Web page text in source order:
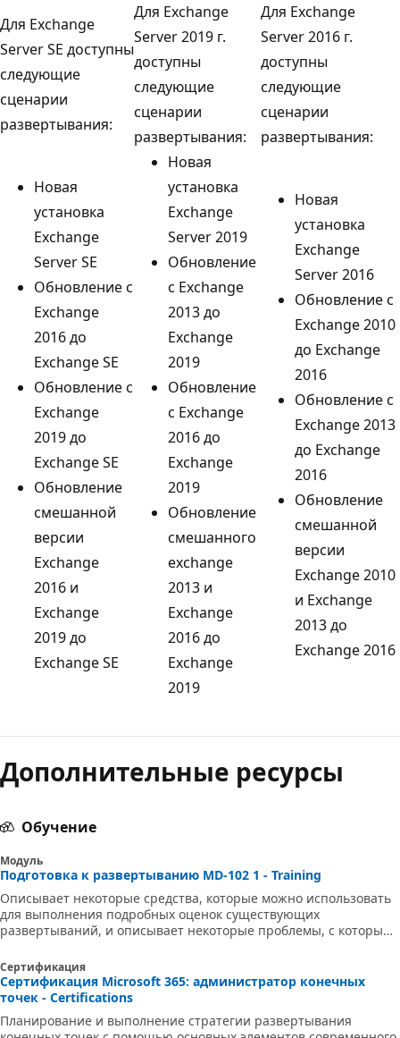
Для Exchange
Server SE доступны
следующие
сценарии
развертывания:
Для Exchange
Server 2019 г.
доступны
следующие
сценарии
развертывания:
Для Exchange
Server 2016 г.
доступны
следующие
сценарии
развертывания:
Новая
установка
Exchange
Server SE
Обновление с
Exchange
2016 до
Exchange SE
Обновление с
Exchange
2019 до
Exchange SE
Обновление
смешанной
версии
Exchange
2016 и
Exchange
2019 до
Exchange SE
Новая
установка
Exchange
Server 2019
Обновление
с Exchange
2013 до
Exchange
2019
Обновление
с Exchange
2016 до
Exchange
2019
Обновление
смешанного
exchange
2013 и
Exchange
2016 до
Exchange
2019
Новая
установка
Exchange
Server 2016
Обновление с
Exchange 2010
до Exchange
2016
Обновление с
Exchange 2013
до Exchange
2016
Обновление
смешанной
версии
Exchange 2010
и Exchange
2013 до
Exchange 2016
выключен
Дополнительные ресурсы
Обучение
Модуль
Подготовка к развертыванию MD-102 1 - Training
Описывает некоторые средства, которые можно использовать
для выполнения подробных оценок существующих
развертываний, и описывает некоторые проблемы, с которыми
Сертификация
Сертификация Microsoft 365: администратор конечных
точек - Certifications
Планирование и выполнение стратегии развертывания